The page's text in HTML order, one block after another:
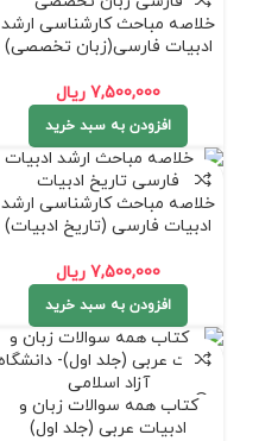
خلاصه مباحث کارشناسی ارشد
ادبیات فارسی(زبان تخصصی)
7,500,000 ریال
افزودن به سبد خرید
خلاصه مباحث کارشناسی ارشد
ادبیات فارسی (تاریخ ادبیات)
7,500,000 ریال
افزودن به سبد خرید
کتاب همه سوالات زبان و
ادبیات عربی (جلد اول)